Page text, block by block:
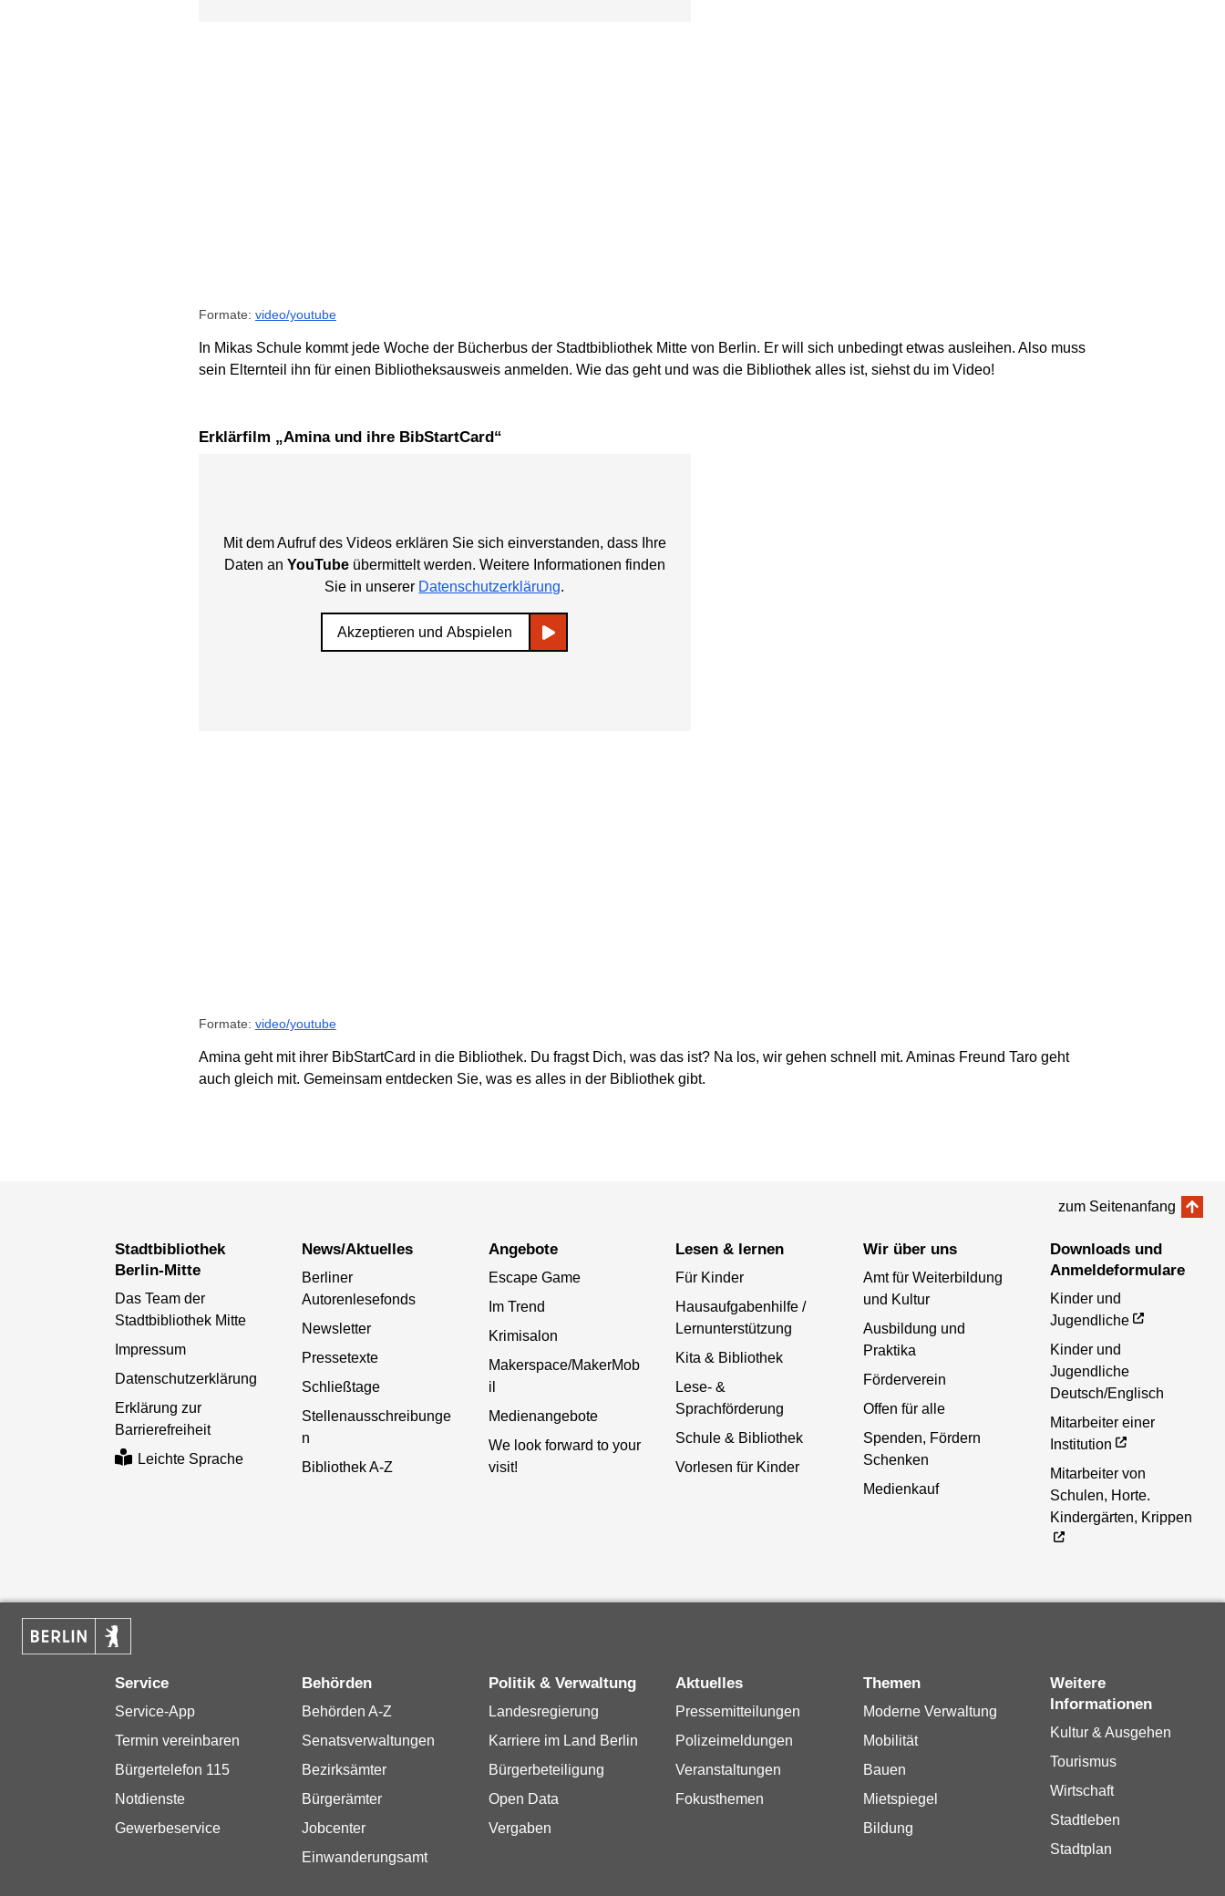
Formate: video/youtube
In Mikas Schule kommt jede Woche der Bücherbus der Stadtbibliothek Mitte von Berlin. Er will sich unbedingt etwas ausleihen. Also muss
sein Elternteil ihn für einen Bibliotheksausweis anmelden. Wie das geht und was die Bibliothek alles ist, siehst du im Video!
Erklärfilm „Amina und ihre BibStartCard“
Mit dem Aufruf des Videos erklären Sie sich einverstanden, dass Ihre
Daten an YouTubeübermittelt werden. Weitere Informationen finden
Sie in unserer Datenschutzerklärung.
Akzeptieren und Abspielen
Formate: video/youtube
Amina geht mit ihrer BibStartCard in die Bibliothek. Du fragst Dich, was das ist? Na los, wir gehen schnell mit. Aminas Freund Taro geht
auch gleich mit. Gemeinsam entdecken Sie, was es alles in der Bibliothek gibt.
zum Seitenanfang
Stadtbibliothek
Berlin-Mitte
Das Team der
Stadtbibliothek Mitte
Impressum
Datenschutzerklärung
Erklärung zur
Barrierefreiheit
Leichte Sprache
News/Aktuelles
Berliner
Autorenlesefonds
Newsletter
Pressetexte
Schließtage
Stellenausschreibunge
n
Bibliothek A-Z
Angebote
Escape Game
Im Trend
Krimisalon
Makerspace/MakerMob
il
Medienangebote
We look forward to your
visit!
lesen & lernen
Für Kinder
Hausaufgabenhilfe /
Lernunterstützung
Kita & Bibliothek
Lese- &
Sprachförderung
Schule & Bibliothek
Vorlesen für Kinder
Wir über uns
Amt für Weiterbildung
und Kultur
Ausbildung und
Praktika
Förderverein
Offen für alle
Spenden, Fördern
Schenken
Medienkauf
Downloads und
Anmeldeformulare
Kinder und
Jugendliche
Kinder und
Jugendliche
Deutsch/Englisch
Mitarbeiter einer
Institution
Mitarbeiter von
Schulen, Horte.
Kindergärten, Krippen
Service
Service-App
Termin vereinbaren
Bürgertelefon 115
Notdienste
Gewerbeservice
Behörden
Behörden A-Z
Senatsverwaltungen
Bezirksämter
Bürgerämter
Jobcenter
Einwanderungsamt
Politik & Verwaltung
Landesregierung
Karriere im Land Berlin
Bürgerbeteiligung
Open Data
Vergaben
Aktuelles
Pressemitteilungen
Polizeimeldungen
Veranstaltungen
Fokusthemen
Themen
Moderne Verwaltung
Mobilität
Bauen
Mietspiegel
Bildung
Weitere
Informationen
Kultur & Ausgehen
Tourismus
Wirtschaft
Stadtleben
Stadtplan